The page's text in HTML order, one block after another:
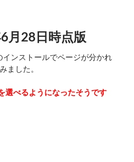
月28日時点版
ンストールでページが分かれ
ました。
選べるようになったそうです